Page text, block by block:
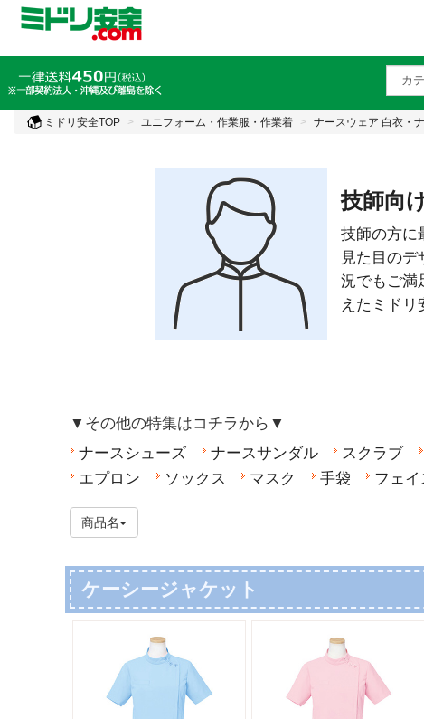
ミドリ安全TOP ユニフォーム・作業服・作業着 ナースウェア 白衣・
技師向
技師の方に
見た目の
況でもご満
えたミドリ
▼その他の特集はコチラから▼
ナースシューズ
ナースサンダル スクラブ
エプロン
ソックス マスク 手袋 フェ
商品名
ケーシージャケット